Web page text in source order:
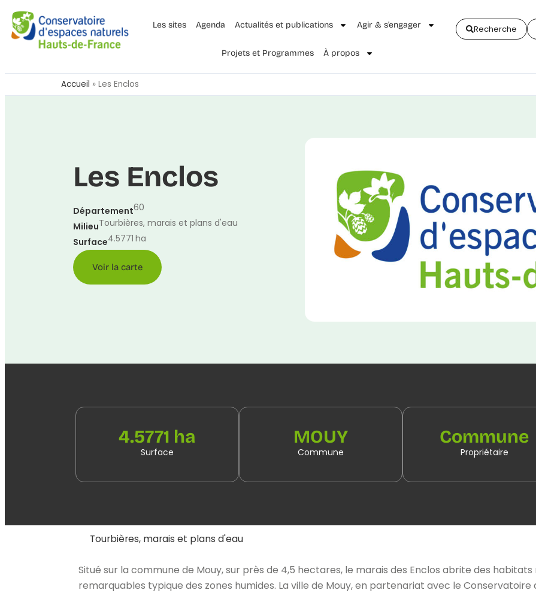
Les sites Agenda Actualités et publications Agir & s’engager
Projets et Programmes À propos
Recherche
Accueil » Les Enclos
Les Enclos
Département60
MilieuTourbières, marais et plans d'eau
Surface4.5771 ha
Voir la carte
4.5771 ha
Surface
MOUY
Commune
Commune
Propriétaire
Tourbières, marais et plans d'eau
Situé sur la commune de Mouy, sur près de 4,5 hectares, le marais des Enclos abrite des
remarquables typique des zones humides. La ville de Mouy, en partenariat avec le